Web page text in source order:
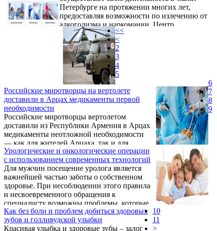
Петербурге на протяжении многих лет,
предоставляя возможности по излечению от
алкоголизма и наркомании. Центр
предоставляет такие услуги, как
кодирование, лечение винного и пивного
алкоголизма, лечение подросткового
алкоголизма. А также вывод из запоя
круглосуточно и в этом случае ставится
капельница, снимается похмельный
синдром. При запойном образе жизни
достаточно быстро наступает момент
опьянения буквально от первой рюмки.
Российские миротворцы на вертолете
доставили в Арцах медикаменты первой
необходимости
Российские миротворцы вертолетом
доставили из Республики Армения в Арцах
медикаменты неотложной необходимости
— как для жителей Арцаха, так и для
собственных нужд. Об этом Арменпресс
сообщили в Информационном штабе
Арцаха.
Урологические и онкологические операции
с использованием современных технологий
Для мужчин посещение уролога является
важнейшей частью заботы о собственном
здоровье. При несоблюдении этого правила
и несвоевременного обращения к
специалисту возможны проблемы, которые
приводят к единственному и
вынужденному решению. Удаление
простаты или ее части – это хирургическая
Как без боли и проблем добиться здоровых
зубов и голливудской улыбки
Красивая улыбка и здоровые зубы – залог
<<
<
2
3
4
5
6
7
8
9
10
11
>